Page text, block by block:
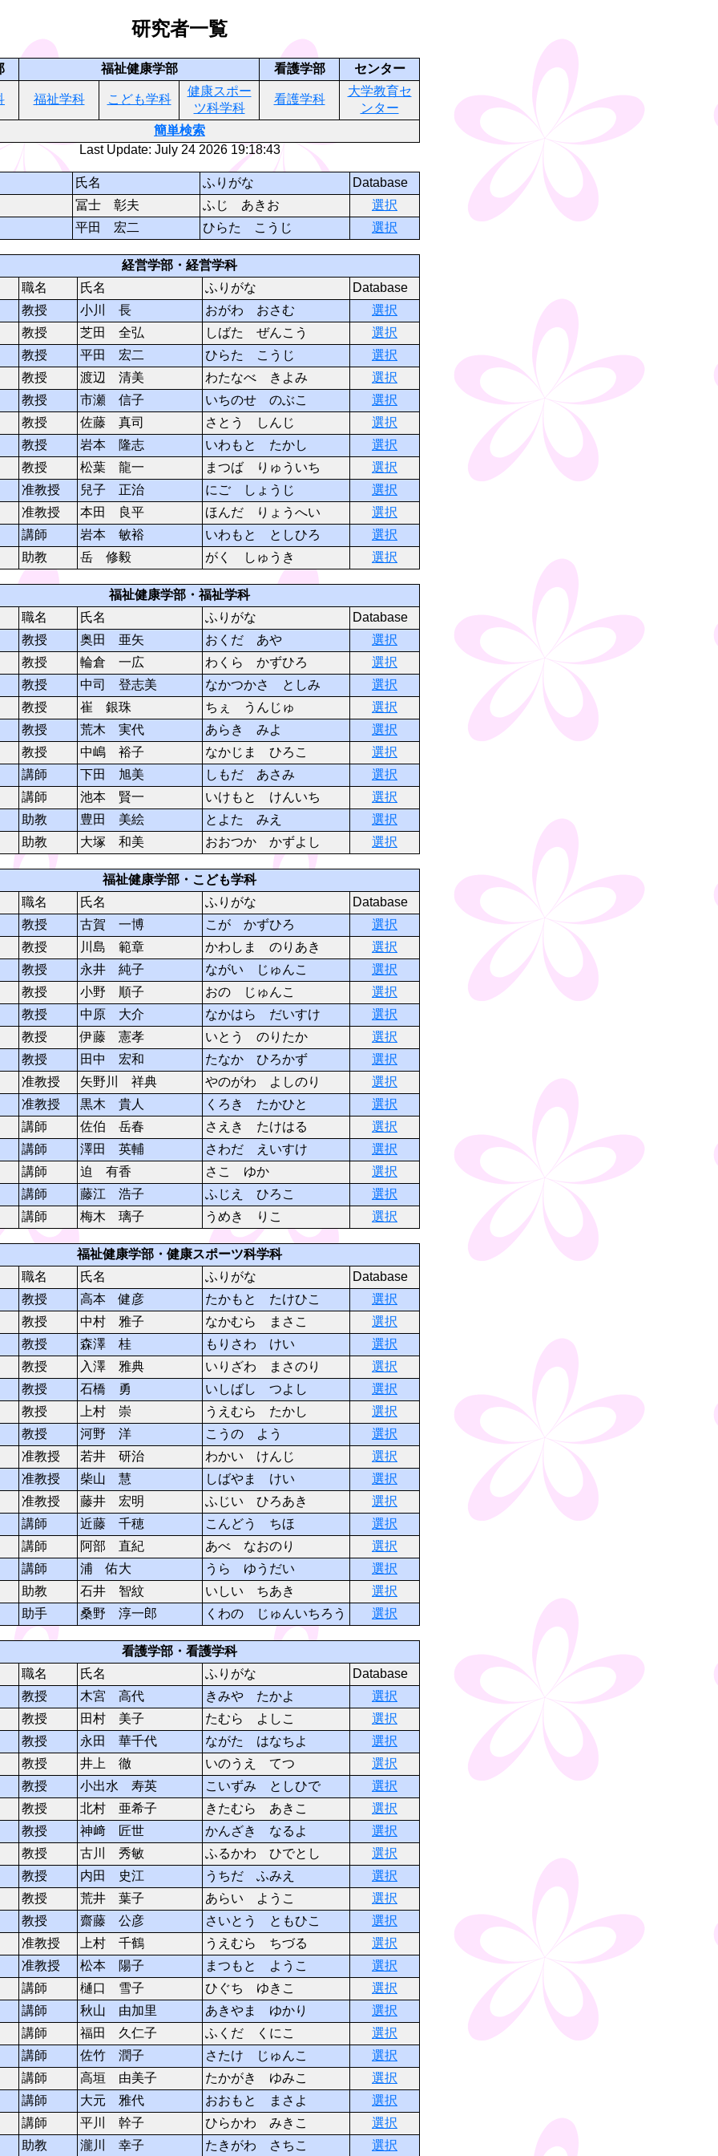
研究者一覧
福祉健康学部 看護学部 センター
福祉学科 こども学科
健康スポー
ツ科学科
看護学科
大学教育セ
ンター
簡単検索
Last Update: July 24 2026 19:18:43
氏名 ふりがな
Database
冨士 彰夫
ふじ あきお
選択
平田 宏二
ひらた こうじ 選択
経営学部・経営学科
職名
氏名 ふりがな
Database
教授
小川 長 おがわ おさむ
選択
教授
芝田 全弘 しばた ぜんこう
選択
教授
平田 宏二 ひらた こうじ
選択
教授
渡辺 清美 わたなべ きよみ
選択
教授
市瀬 信子 いちのせ のぶこ
選択
教授
佐藤 真司 さとう しんじ
選択
教授
岩本 隆志 いわもと たかし
選択
教授
松葉 龍一 まつば りゅういち
選択
准教授
兒子 正治 にご しょうじ
選択
准教授
本田 良平 ほんだ りょうへい
選択
講師
岩本 敏裕 いわもと としひろ
選択
助教
岳 修毅 がく しゅうき 選択
福祉健康学部・福祉学科
職名
氏名 ふりがな
Database
教授
奥田 亜矢 おくだ あや
選択
教授
輪倉 一広 わくら かずひろ
選択
教授
中司 登志美 なかつかさ としみ
選択
教授
崔 銀珠 ちぇ うんじゅ
選択
教授
荒木 実代 あらき みよ
選択
教授
中嶋 裕子 なかじま ひろこ
選択
講師
下田 旭美 しもだ あさみ
選択
講師
池本 賢一 いけもと けんいち
選択
助教
豊田 美絵 とよた みえ
選択
助教
大塚 和美 おおつか かずよし 選択
福祉健康学部・こども学科
職名
氏名 ふりがな
Database
教授
古賀 一博 こが かずひろ
選択
教授
川島 範章 かわしま のりあき
選択
教授
永井 純子 ながい じゅんこ
選択
教授
小野 順子 おの じゅんこ
選択
教授
中原 大介 なかはら だいすけ
選択
教授
伊藤 憲孝 いとう のりたか
選択
教授
田中 宏和 たなか ひろかず
選択
准教授
矢野川 祥典 やのがわ よしのり
選択
准教授
黒木 貴人 くろき たかひと
選択
講師
佐伯 岳春 さえき たけはる
選択
講師
澤田 英輔 さわだ えいすけ
選択
講師
迫 有香 さこ ゆか
選択
講師
藤江 浩子 ふじえ ひろこ
選択
講師
梅木 璃子 うめき りこ 選択
福祉健康学部・健康スポーツ科学科
職名
氏名 ふりがな
Database
教授
高本 健彦 たかもと たけひこ
選択
教授
中村 雅子 なかむら まさこ
選択
教授
森澤 桂 もりさわ けい
選択
教授
入澤 雅典 いりざわ まさのり
選択
教授
石橋 勇 いしばし つよし
選択
教授
上村 崇 うえむら たかし
選択
教授
河野 洋 こうの よう
選択
准教授
若井 研治 わかい けんじ
選択
准教授
柴山 慧 しばやま けい
選択
准教授
藤井 宏明 ふじい ひろあき
選択
講師
近藤 千穂 こんどう ちほ
選択
講師
阿部 直紀 あべ なおのり
選択
講師
浦 佑大 うら ゆうだい
選択
助教
石井 智紋 いしい ちあき
選択
助手
桑野 淳一郎 くわの じゅんいちろう 選択
看護学部・看護学科
職名
氏名 ふりがな
Database
教授
木宮 高代 きみや たかよ
選択
教授
田村 美子 たむら よしこ
選択
教授
永田 華千代 ながた はなちよ
選択
教授
井上 徹 いのうえ てつ
選択
教授
小出水 寿英 こいずみ としひで
選択
教授
北村 亜希子 きたむら あきこ
選択
教授
神﨑 匠世 かんざき なるよ
選択
教授
古川 秀敏 ふるかわ ひでとし
選択
教授
内田 史江 うちだ ふみえ
選択
教授
荒井 葉子 あらい ようこ
選択
教授
齋藤 公彦 さいとう ともひこ
選択
准教授
上村 千鶴 うえむら ちづる
選択
准教授
松本 陽子 まつもと ようこ
選択
講師
樋口 雪子 ひぐち ゆきこ
選択
講師
秋山 由加里 あきやま ゆかり
選択
講師
福田 久仁子 ふくだ くにこ
選択
講師
佐竹 潤子 さたけ じゅんこ
選択
講師
高垣 由美子 たかがき ゆみこ
選択
講師
大元 雅代 おおもと まさよ
選択
講師
平川 幹子 ひらかわ みきこ
選択
助教
瀧川 幸子 たきがわ さちこ 選択